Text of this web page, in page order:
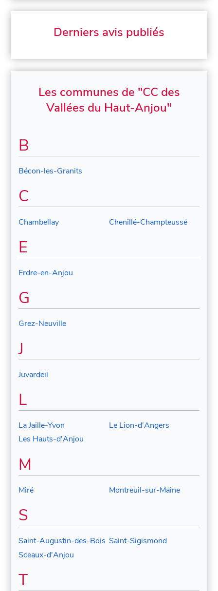
Derniers avis publiés
Les communes de "CC des
Vallées du Haut-Anjou"
B
Bécon-les-Granits
C
Chambellay Chenillé-Champteussé
E
Erdre-en-Anjou
G
Grez-Neuville
J
Juvardeil
L
La Jaille-Yvon
Le Lion-d'Angers
Les Hauts-d'Anjou
M
Miré Montreuil-sur-Maine
S
Saint-Augustin-des-Bois Saint-Sigismond
Sceaux-d'Anjou
T